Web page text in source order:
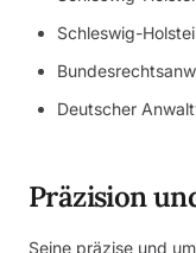
Schleswig-
Deutscher
Präzision
Seine präzise und